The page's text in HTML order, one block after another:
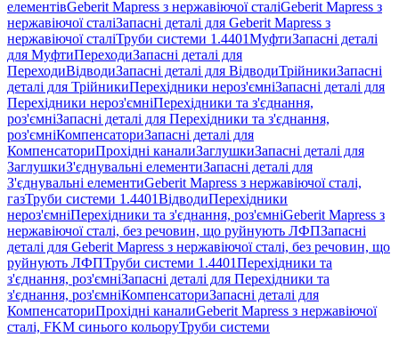
елементівGeberit Mapress з нержавіючої сталіGeberit Mapress з
нержавіючої сталіЗапасні деталі для Geberit Mapress з
нержавіючої сталіТруби системи 1.4401МуфтиЗапасні деталі
для МуфтиПереходиЗапасні деталі для
ПереходиВідводиЗапасні деталі для ВідводиТрійникиЗапасні
деталі для ТрійникиПерехідники нероз'ємніЗапасні деталі для
Перехідники нероз'ємніПерехідники та з'єднання,
роз'ємніЗапасні деталі для Перехідники та з'єднання,
роз'ємніКомпенсаториЗапасні деталі для
КомпенсаториПрохідні каналиЗаглушкиЗапасні деталі для
ЗаглушкиЗ'єднувальні елементиЗапасні деталі для
З'єднувальні елементиGeberit Mapress з нержавіючої сталі,
газТруби системи 1.4401ВідводиПерехідники
нероз'ємніПерехідники та з'єднання, роз'ємніGeberit Mapress з
нержавіючої сталі, без речовин, що руйнують ЛФПЗапасні
деталі для Geberit Mapress з нержавіючої сталі, без речовин, що
руйнують ЛФПТруби системи 1.4401Перехідники та
з'єднання, роз'ємніЗапасні деталі для Перехідники та
з'єднання, роз'ємніКомпенсаториЗапасні деталі для
КомпенсаториПрохідні каналиGeberit Mapress з нержавіючої
сталі, FKM синього кольоруТруби системи